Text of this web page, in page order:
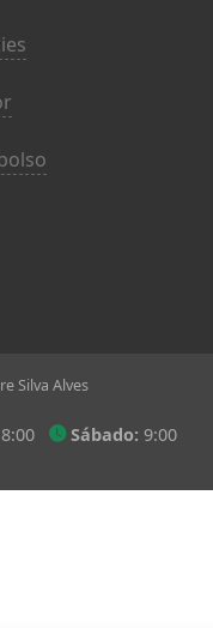
Silva Alves
Sábado: 9:00